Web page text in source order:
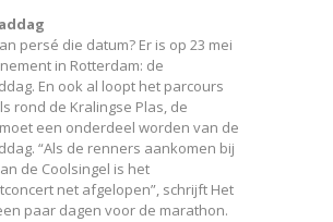
persé die datum? Er is op 23 mei
in Rotterdam: de
En ook al loopt het parcours
rond de Kralingse Plas, de
een onderdeel worden van de
“Als de renners aankomen bij
de Coolsingel is het
net afgelopen”, schrijft Het
paar dagen voor de marathon.